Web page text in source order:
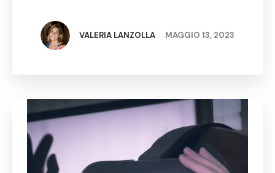
trasformando radicalmente il settore sanitario,
facilitando il lavoro dei medici e delle …
VALERIA LANZOLLA MAGGIO 13, 2023